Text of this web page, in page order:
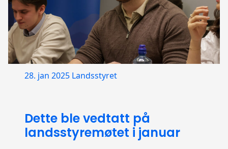
28. jan 2025 Landsstyret
Dette ble vedtatt på
landsstyremøtet i januar